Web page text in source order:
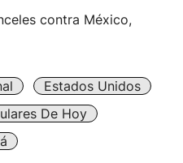
contra México,
Estados Unidos
De Hoy